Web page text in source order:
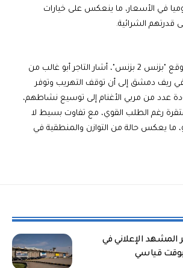
في الأسعار، ما ينعكس على خيارات
قدرتهم الشرائية.
وفي تصريح خاص لموقع "بزنس 2 بزنس"، أشار التاجر أبو غالب من
ريف دمشق إلى أن توقف التهريب وتوفر
عدد من مربي الأغنام إلى توسيع نشاطهم،
رغم الطلب القوي، مع تفاوت بسيط لا
ما يعكس حالة من التوازن والمنطقية في
المشهد الإعلاني في
قياسي